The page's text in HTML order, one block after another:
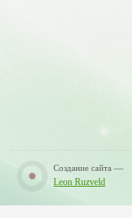
Создание сайта —
Leon Ruzveld